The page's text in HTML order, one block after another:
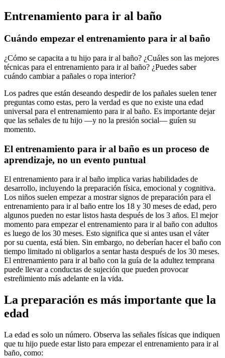
Entrenamiento para ir al baño
Cuándo empezar el entrenamiento para ir al baño
¿Cómo se capacita a tu hijo para ir al baño? ¿Cuáles son las mejores
técnicas para el entrenamiento para ir al baño? ¿Puedes saber
cuándo cambiar a pañales o ropa interior?
Los padres que están deseando despedir de los pañales suelen tener
preguntas como estas, pero la verdad es que no existe una edad
universal para el entrenamiento para ir al baño. Es importante dejar
que las señales de tu hijo —y no la presión social— guíen su
momento.
El entrenamiento para ir al baño es un proceso de
aprendizaje, no un evento puntual
El entrenamiento para ir al baño implica varias habilidades de
desarrollo, incluyendo la preparación física, emocional y cognitiva.
Los niños suelen empezar a mostrar signos de preparación para el
entrenamiento para ir al baño entre los 18 y 30 meses de edad, pero
algunos pueden no estar listos hasta después de los 3 años. El mejor
momento para empezar el entrenamiento para ir al baño con adultos
es luego de los 30 meses. Esto significa que si antes usan el váter
por su cuenta, está bien. Sin embargo, no deberían hacer el baño con
tiempo limitado ni obligarlos a sentar hasta después de los 30 meses.
El entrenamiento para ir al baño con la guía de la adultez temprana
puede llevar a conductas de sujeción que pueden provocar
estreñimiento más adelante en la vida.
La preparación es más importante que la
edad
La edad es solo un número. Observa las señales físicas que indiquen
que tu hijo puede estar listo para empezar el entrenamiento para ir al
baño, como: